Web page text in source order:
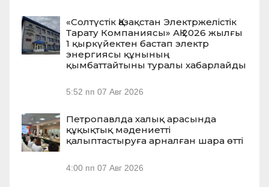
«Солтүстік Қазақстан Электржелістік
Тарату Компаниясы» АҚ 2026 жылғы
1 қыркүйектен бастап электр
энергиясы құнының
қымбаттайтыны туралы хабарлайды
5:52 пп 07 Авг 2026
Петропавлда халық арасында
құқықтық мәдениетті
қалыптастыруға арналған шара өтті
4:00 пп 07 Авг 2026